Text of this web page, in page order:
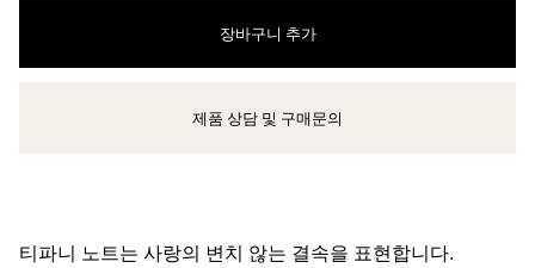
장바구니 추가
클라이언트 어드바이저에게 문의하거나 예약하세요
제품 상담 및 구매문의
티파니 노트는 사랑의 변치 않는 결속을 표현합니다.